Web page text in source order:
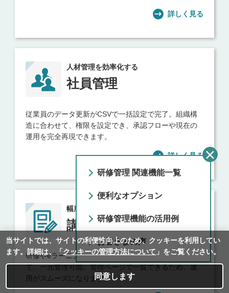
研修管理 関連機能一覧
便利なオプション
研修管理機能の活用例
お客さまの声
詳しく見る
人材管理を効率化する
社員管理
従業員のデータ更新がCSVで一括設定で完了。組織構
造に合わせて、権限を設定でき、承認フローや現在の
運用を完全再現できます。
詳しく見る
幅広い教育を一括管理
講座・受講者管理
研修やeラーニング、アンケート、受講者情報もまとめ
て、一元管理可能。管理ページで一覧できるため、運
用がスムーズになります。
当サイトでは、サイトの利便性向上のため、クッキーを利⽤してい
ます。詳細は、「 クッキーの管理方法について 」をご覧ください。
同意します